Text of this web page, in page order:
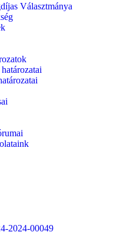
Választmánya
2024-00049